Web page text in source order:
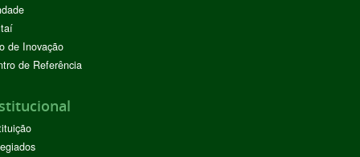
de Inovação
de Referência